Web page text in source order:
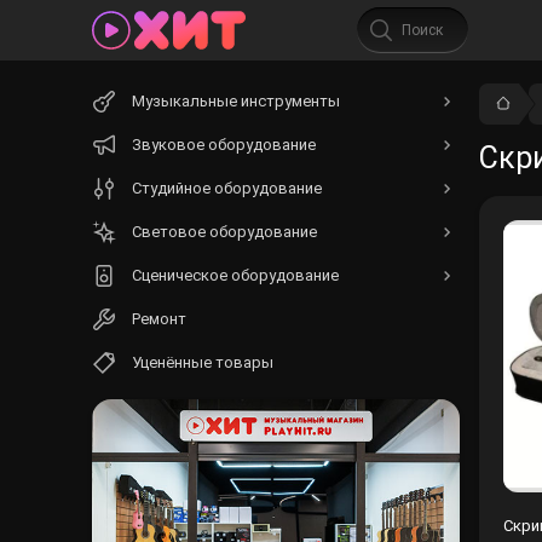
Музыкальные инструменты
Звуковое оборудование
Студийное оборудование
Световое оборудование
Сценическое оборудование
Ремонт
Уценённые товары